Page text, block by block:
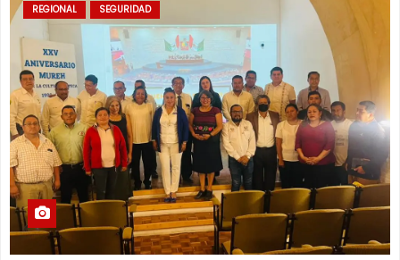
REGIONAL SEGURIDAD